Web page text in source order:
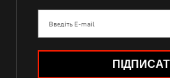
Введіть E-mail